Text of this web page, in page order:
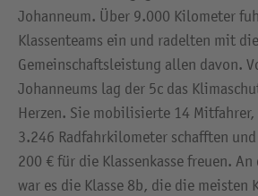
Johanneum. Über 9.000 Kilometer
Klassenteams ein und radelten mit
Gemeinschaftsleistung allen davon.
Johanneums lag der 5c das
Herzen. Sie mobilisierte 14 Mitfahrer,
3.246 Radfahrkilometer schafften
200 € für die Klassenkasse freuen.
war es die Klasse 8b, die die meisten